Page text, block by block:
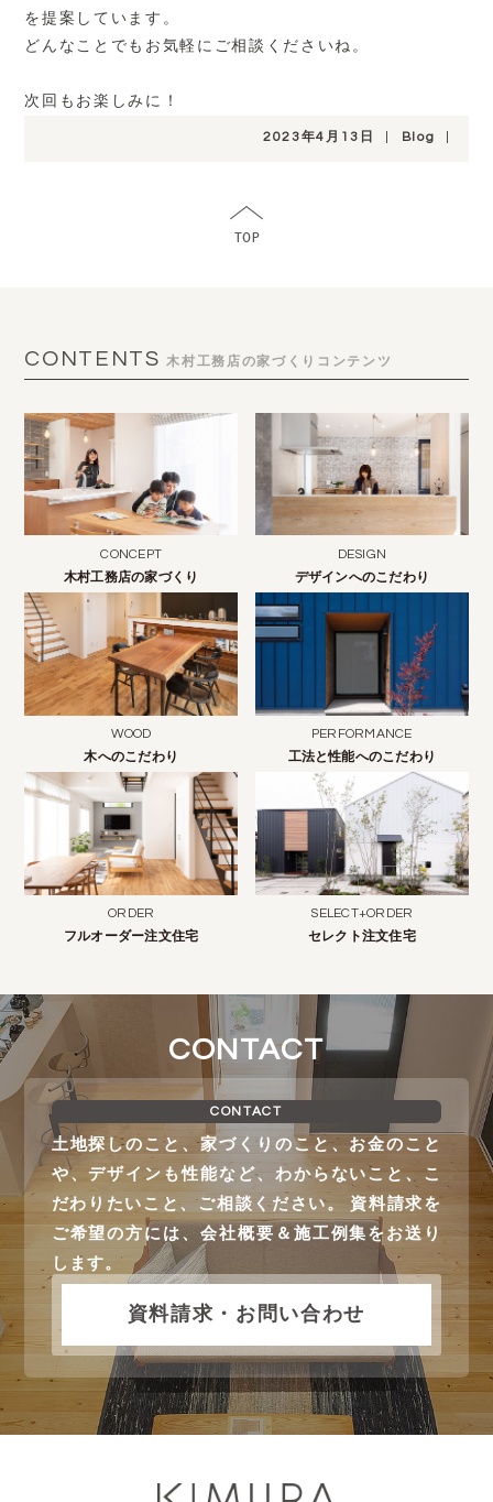
を提案しています。
どんなことでもお気軽にご相談くださいね。
次回もお楽しみに！
2023年4月13日 Blog
CONTENTS 木村工務店の家づくりコンテンツ
CONCEPT
木村工務店の家づくり
DESIGN
デザインへのこだわり
WOOD
木へのこだわり
PERFORMANCE
工法と性能へのこだわり
ORDER
フルオーダー注文住宅
SELECT+ORDER
セレクト注文住宅
CONTACT
CONTACT
土地探しのこと、家づくりのこと、お金のこと
や、デザインも性能など、わからないこと、こ
だわりたいこと、ご相談ください。 資料請求を
ご希望の方には、会社概要＆施工例集をお送り
します。
資料請求・お問い合わせ